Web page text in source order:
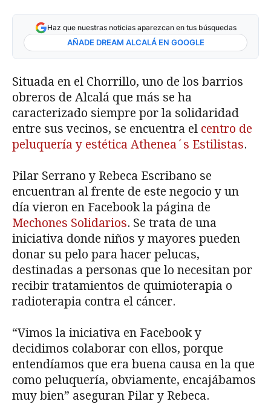
Haz que nuestras noticias aparezcan en tus búsquedas
AÑADE DREAM ALCALÁ EN GOOGLE
Situada en el Chorrillo, uno de los barrios
obreros de Alcalá que más se ha
caracterizado siempre por la solidaridad
entre sus vecinos, se encuentra el centro de
peluquería y estética Athenea´s Estilistas.
Pilar Serrano y Rebeca Escribano se
encuentran al frente de este negocio y un
día vieron en Facebook la página de
Mechones Solidarios. Se trata de una
iniciativa donde niños y mayores pueden
donar su pelo para hacer pelucas,
destinadas a personas que lo necesitan por
recibir tratamientos de quimioterapia o
radioterapia contra el cáncer.
“Vimos la iniciativa en Facebook y
decidimos colaborar con ellos, porque
entendíamos que era buena causa en la que
como peluquería, obviamente, encajábamos
muy bien” aseguran Pilar y Rebeca.